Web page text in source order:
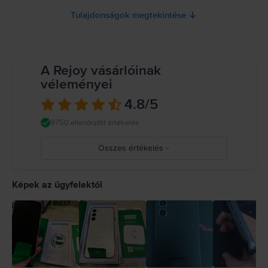
Tulajdonságok megtekintése
A Rejoy vásárlóinak
véleményei
4.8/5
9750 ellenőrzött értékelés
Összes értékelés
1
Képek az ügyfelektől